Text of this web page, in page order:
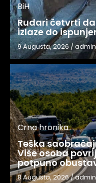
BiH
Rudari četvrti
izlaze do
9 Augusta, 2026 / admin
Crna hronika
Teška
Više osoba
potpuno
8 Augusta, 2026/admin